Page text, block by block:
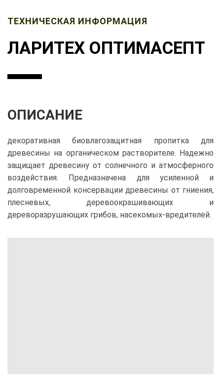
ТЕХНИЧЕСКАЯ ИНФОРМАЦИЯ
ЛАРИТЕХ ОПТИМАСЕПТ
ОПИСАНИЕ
декоративная биовлагозащитная пропитка для
древесины на органическом растворителе. Надежно
защищает древесину от солнечного и атмосферного
воздействия. Предназначена для усиленной и
долговременной консервации древесины от гниения,
плесневых, деревоокрашивающих и
дереворазрушающих грибов, насекомых-вредителей.